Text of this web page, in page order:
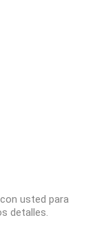
usted para
detalles.